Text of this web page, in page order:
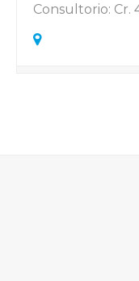
Consultorio: Cr.